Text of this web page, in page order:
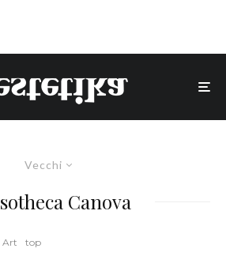
Vecchi
Canova
Art top